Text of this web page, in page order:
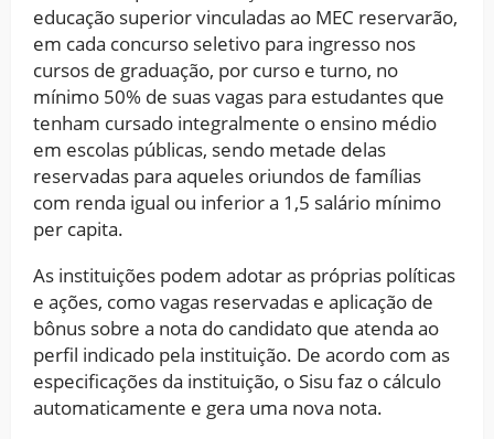
educação superior vinculadas ao MEC reservarão,
em cada concurso seletivo para ingresso nos
cursos de graduação, por curso e turno, no
mínimo 50% de suas vagas para estudantes que
tenham cursado integralmente o ensino médio
em escolas públicas, sendo metade delas
reservadas para aqueles oriundos de famílias
com renda igual ou inferior a 1,5 salário mínimo
per capita.
As instituições podem adotar as próprias políticas
e ações, como vagas reservadas e aplicação de
bônus sobre a nota do candidato que atenda ao
perfil indicado pela instituição. De acordo com as
especificações da instituição, o Sisu faz o cálculo
automaticamente e gera uma nova nota.